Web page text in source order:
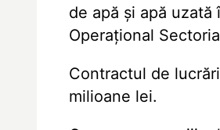
de apă și apă
Operațional
Contractul de
milioane lei.